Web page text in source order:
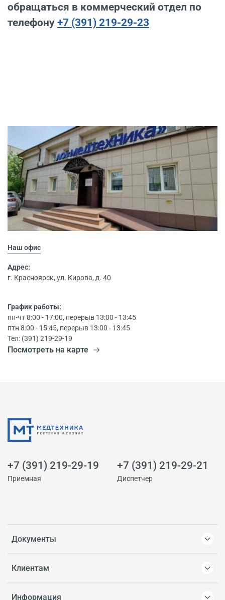
обращаться в коммерческий отдел по
телефону +7 (391) 219-29-23
Наш офис
Адрес:
г. Красноярск, ул. Кирова, д. 40
График работы:
пн-чт 8:00 - 17:00, перерыв 13:00 - 13:45
птн 8:00 - 15:45, перерыв 13:00 - 13:45
Тел: (391) 219-29-19
Посмотреть на карте
Документы
Клиентам
Информация
+7 (391) 219-29-19
Приемная
+7 (391) 219-29-21
Диспетчер